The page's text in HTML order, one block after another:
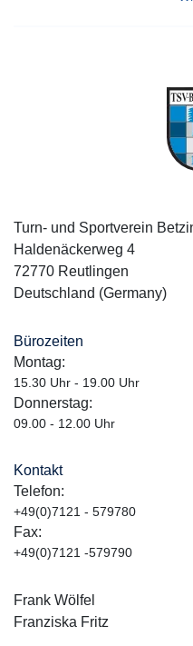
Turn- und Sportverein
Haldenäckerweg 4
72770 Reutlingen
Deutschland (Germany)
Bürozeiten
Montag:
15.30 Uhr - 19.00 Uhr
Donnerstag:
09.00 - 12.00 Uhr
Kontakt
Telefon:
+49(0)7121 - 579780
Fax:
+49(0)7121 -579790
Frank Wölfel
Franziska Fritz